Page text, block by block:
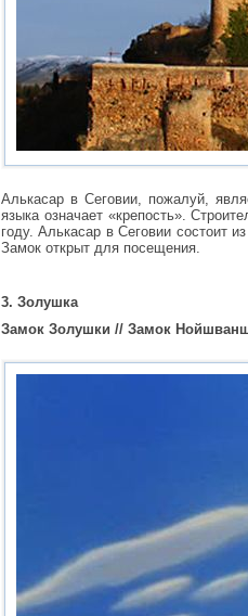
Алькасар в Сеговии, пожалуй,
языка означает «крепость».
году. Алькасар в Сеговии состоит
Замок открыт для посещения.
3. Золушка
Замок Золушки // Замок